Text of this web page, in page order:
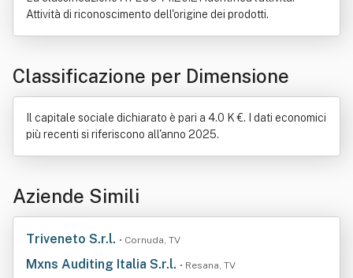
Attività di riconoscimento dell'origine dei prodotti.
Classificazione per Dimensione
Il capitale sociale dichiarato è pari a 4.0 K €. I dati economici
più recenti si riferiscono all'anno 2025.
Aziende Simili
Triveneto S.r.l. • Cornuda, TV
Mxns Auditing Italia S.r.l. • Resana, TV